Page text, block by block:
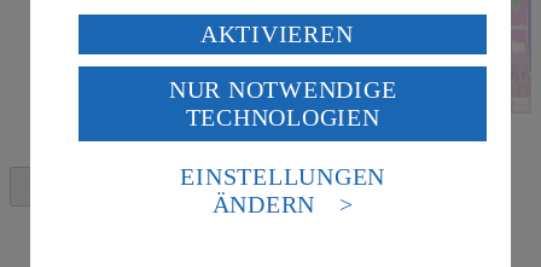
Verarbeitung deiner personenbezogenen Daten in den
USA durch Facebook und YouTube:
Wenn du auf „Aktivieren“ klickst, willigst du im Sinne
des Art. 49 Abs. 1 Satz 1 lit. a) DSGVO ein, dass deine
Daten in den USA verarbeitet werden. Der EuGH sieht
die USA als Land mit einem nach europäischen
Standards nicht angemessenen Datenschutzniveau an.
Es besteht das Risiko eines Zugriffs durch US-
AKTIVIEREN
NUR NOTWENDIGE
TECHNOLOGIEN
EINSTELLUNGEN
ÄNDERN